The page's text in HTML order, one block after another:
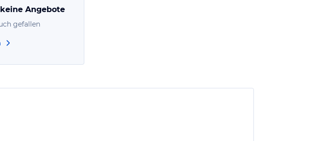
Angebote
gefallen